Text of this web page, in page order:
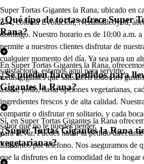
Super Tortas Gigantes la Rana, ubicado en
344, colonia Evolución, Nezahualcóyotl,
domingo. Nuestro horario es de 10:00 a.m.
permite a nuestros clientes disfrutar de
cualquier momento del día. Ya sea para un
satisfactoria, estamos aquí para servirte.
¿Qué tipo de tortas ofrece Super
Rana?
En Super Tortas Gigantes la Rana,
tortas gigantes que satisfacen todos los
asada, pollo, hasta opciones vegetarianas,
ingredientes frescos y de alta calidad.
compartir o disfrutar en solitario, y cada
sabor que no te puedes perder.
¿Se pueden hacer pedidos para
Gigantes la Rana?
Sí, en Super Tortas Gigantes la Rana
para llevar. Puedes hacer tu pedido
llamarnos por teléfono. Nos aseguramos de
que la disfrutes en la comodidad de tu hogar
¿Super Tortas Gigantes la Rana
vegetarianas?